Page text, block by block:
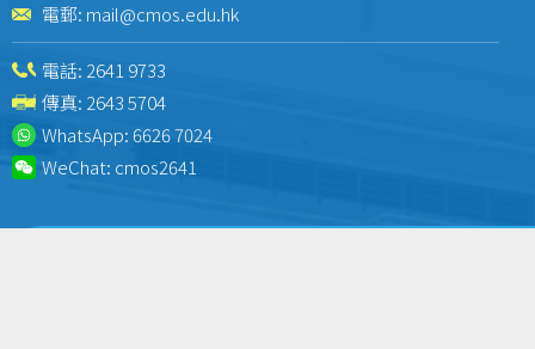
電郵: mail@cmos.edu.hk
電話: 2641 9733
傳真: 2643 5704
WhatsApp:6626 7024
WeChat: cmos2641